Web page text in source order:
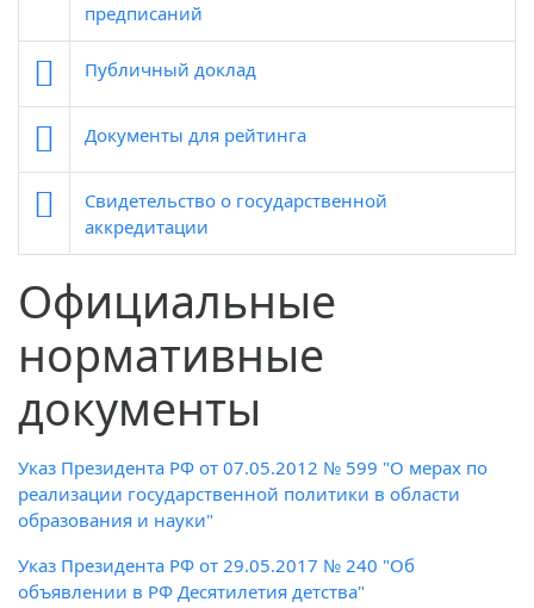
предписаний
Публичный доклад
Документы для рейтинга
Свидетельство о государственной
аккредитации
Официальные
нормативные
документы
Указ Президента РФ от 07.05.2012 № 599 "О мерах по
реализации государственной политики в области
образования и науки"
Указ Президента РФ от 29.05.2017 № 240 "Об
объявлении в РФ Десятилетия детства"